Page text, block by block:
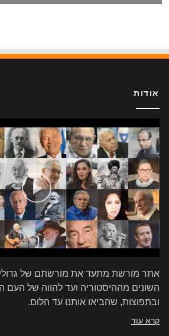
אודות
אתר מורשת מתעד את מורשתם של
השונים מההיסטוריה ועד להווה של העם
ובתפוצות, שהביאו אותנו עד הלום.
קרא עוד